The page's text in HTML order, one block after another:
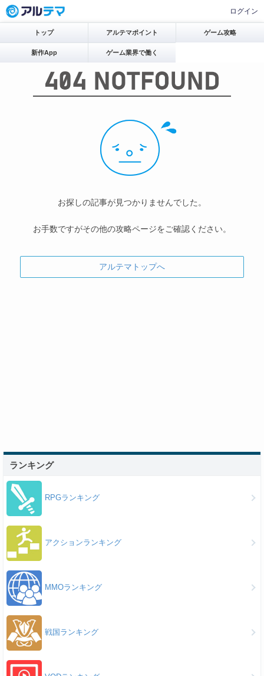
ログイン
トップ アルテマポイント ゲーム攻略
新作App ゲーム業界で働く
お探しの記事が見つかりませんでした。
お手数ですがその他の攻略ページをご確認ください。
アルテマトップへ
ランキング
RPGランキング
アクションランキング
MMOランキング
戦国ランキング